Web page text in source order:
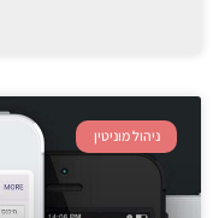
ניהול מוניטין